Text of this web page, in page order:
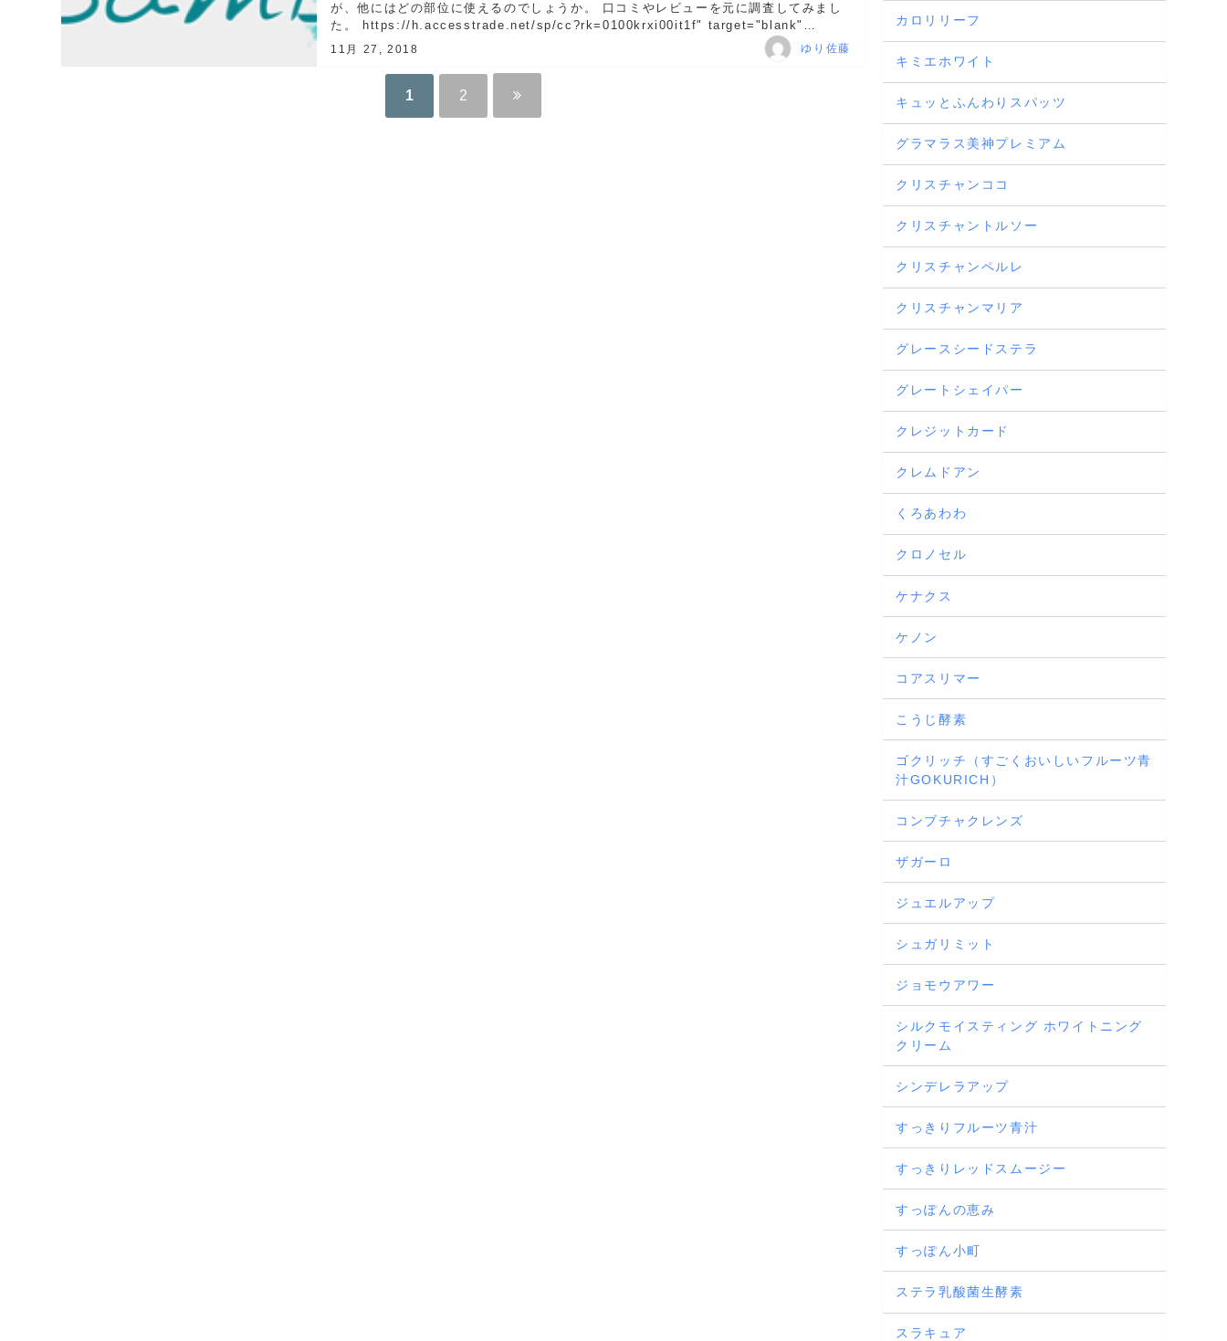
11月 27, 2018
が、他にはどの部位に使えるのでしょうか。 口コミやレビューを元に調査してみまし
た。 https://h.accesstrade.net/sp/cc?rk=0100krxi00it1f" target="blank"
style="soft" b...
ゆり佐藤
1 2
カロリリーフ
キミエホワイト
キュッとふんわりスパッツ
グラマラス美神プレミアム
クリスチャンココ
クリスチャントルソー
クリスチャンペルレ
クリスチャンマリア
グレースシードステラ
グレートシェイパー
クレジットカード
クレムドアン
くろあわわ
クロノセル
ケナクス
ケノン
コアスリマー
こうじ酵素
ゴクリッチ（すごくおいしいフルーツ青
汁GOKURICH）
コンブチャクレンズ
ザガーロ
ジュエルアップ
シュガリミット
ジョモウアワー
シルクモイスティング ホワイトニング
クリーム
シンデレラアップ
すっきりフルーツ青汁
すっきりレッドスムージー
すっぽんの恵み
すっぽん小町
ステラ乳酸菌生酵素
スラキュア